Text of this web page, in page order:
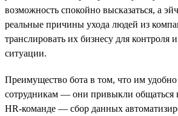
возможность спокойно высказаться, а
реальные причины ухода людей из
транслировать их бизнесу для контроля
ситуации.
Преимущество бота в том, что им удобно
сотрудникам — они привыкли общаться
HR-команде — сбор данных